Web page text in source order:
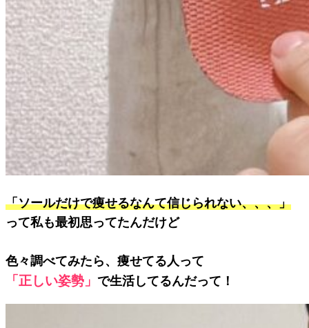
「ソールだけで痩せるなんて信じられない、、、」
って私も最初思ってたんだけど
色々調べてみたら、痩せてる人って
「正しい姿勢」 で生活してるんだって！